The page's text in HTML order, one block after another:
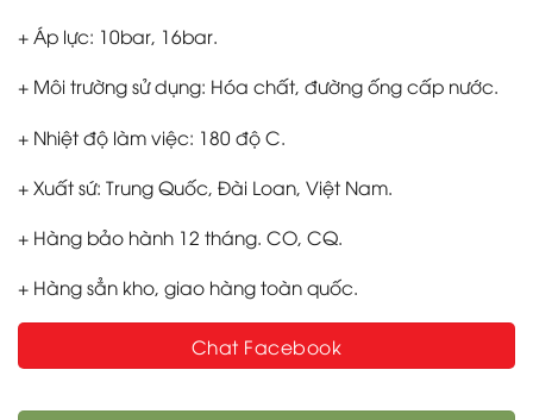
+ Áp lực: 10bar, 16bar.
+ Môi trường sử dụng: Hóa chất, đường ống cấp nước.
+ Nhiệt độ làm việc: 180 độ C.
+ Xuất sứ: Trung Quốc, Đài Loan, Việt Nam.
+ Hàng bảo hành 12 tháng. CO, CQ.
+ Hàng sẳn kho, giao hàng toàn quốc.
Chat Facebook